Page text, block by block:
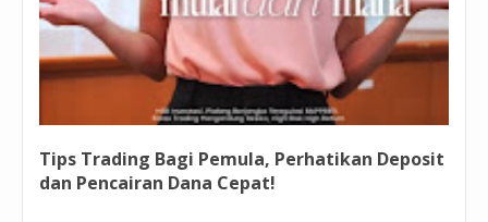
Tips Trading Bagi Pemula, Perhatikan Deposit
dan Pencairan Dana Cepat!